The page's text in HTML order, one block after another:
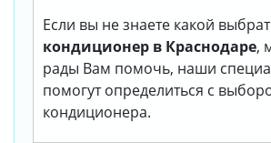
Если вы не знаете какой
кондиционер в Краснодаре,
рады Вам помочь, наши
помогут определиться с
кондиционера.